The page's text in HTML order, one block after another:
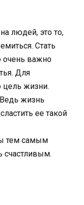
людей, это то,
Стать
очень важно
Для
цель жизни.
жизнь
ее такой
тем самым
счастливым.